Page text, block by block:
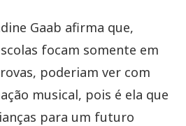
Gaab afirma que,
focam somente em
poderiam ver com
musical, pois é ela que
para um futuro